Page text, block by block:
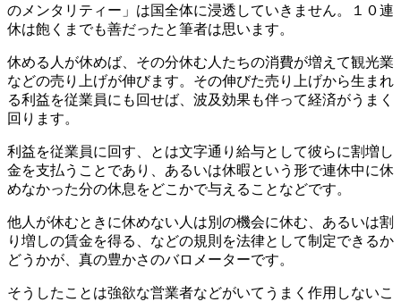
のメンタリティー」は国全体に浸透していきません。１０連
休は飽くまでも善だったと筆者は思います。
休める人が休めば、その分休む人たちの消費が増えて観光業
などの売り上げが伸びます。その伸びた売り上げから生まれ
る利益を従業員にも回せば、波及効果も伴って経済がうまく
回ります。
利益を従業員に回す、とは文字通り給与として彼らに割増し
金を支払うことであり、あるいは休暇という形で連休中に休
めなかった分の休息をどこかで与えることなどです。
他人が休むときに休めない人は別の機会に休む、あるいは割
り増しの賃金を得る、などの規則を法律として制定できるか
どうかが、真の豊かさのバロメーターです。
そうしたことは強欲な営業者などがいてうまく作用しないこ